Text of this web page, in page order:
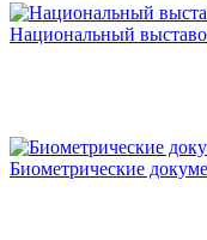
Национальный
Биометрические